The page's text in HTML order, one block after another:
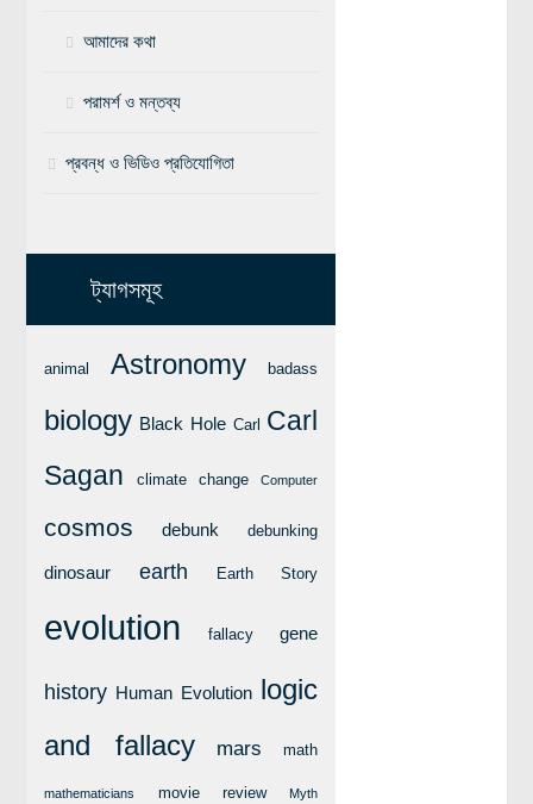
বিশেষ পাতা
তথ্য ও যোগাযোগ
বিজ্ঞানযাত্রা ম্যাগাজিন
যোগাযোগ
বৈজ্ঞানিক কল্পকাহিনী
রিভিউ (বই/মুভি/সিরিজ)
আবিষ্কারের গল্প
আমাদের কথা
পরামর্শ ও মন্তব্য
প্রবন্ধ ও ভিডিও প্রতিযোগিতা
ট্যাগসমূহ
animal Astronomy badass
biology Black Hole Carl Carl
Sagan
climate change Computer
cosmos debunk debunking
dinosaur earth Earth Story
evolution fallacy gene
history Human Evolution logic
and fallacy
mars math
mathematicians movie review Myth